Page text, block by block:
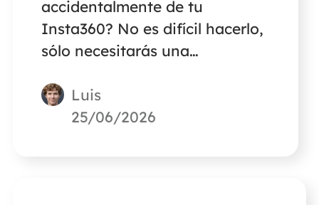
accidentalmente de tu
Insta360? No es difícil hacerlo,
sólo necesitarás una
de vídeos que pueda recuperar
datos de una tarjeta SD.
Luis
25/06/2026